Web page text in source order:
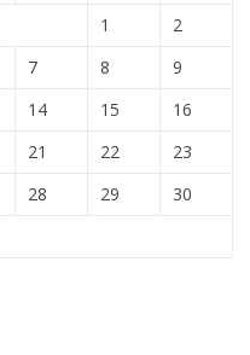
1
2
7 8
9
14 15
16
21 22
23
28 29
30